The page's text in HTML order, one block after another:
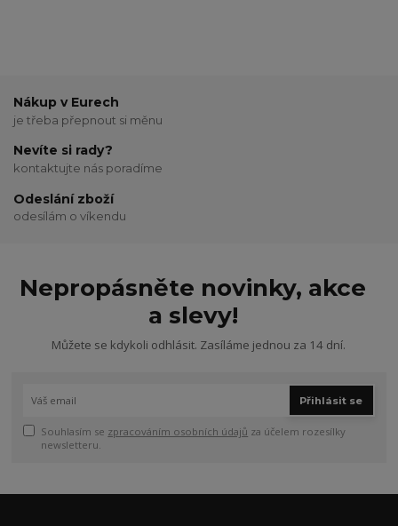
Nákup v Eurech
je třeba přepnout si měnu
Nevíte si rady?
kontaktujte nás poradíme
Odeslání zboží
odesílám o víkendu
Nepropásněte novinky, akce
a slevy!
Můžete se kdykoli odhlásit. Zasíláme jednou za 14 dní.
Přihlásit se
Souhlasím se zpracováním osobních údajů za účelem rozesílky
newsletteru.